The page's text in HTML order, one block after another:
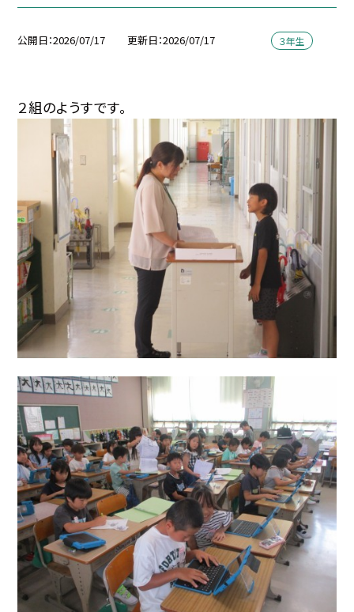
公開日 2026/07/17 更新日 2026/07/17 ３年生
２組のようすです。